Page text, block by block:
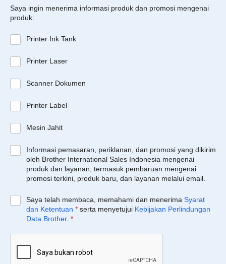
Saya ingin menerima informasi produk dan promosi mengenai
produk:
Printer Ink Tank
Printer Laser
Scanner Dokumen
Printer Label
Mesin Jahit
Informasi pemasaran, periklanan, dan promosi yang dikirim
oleh Brother International Sales Indonesia mengenai
produk dan layanan, termasuk pembaruan mengenai
promosi terkini, produk baru, dan layanan melalui email.
Saya telah membaca, memahami dan menerima Syarat
dan Ketentuan * serta menyetujui Kebijakan Perlindungan
Data Brother. *